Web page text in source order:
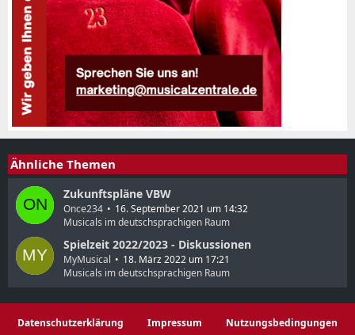
Ähnliche Themen
Zukunftspläne VBW
Once234
16. September 2021 um 14:32
Musicals im deutschsprachigen Raum
Spielzeit 2022/2023 - Diskussionen
MyMusical
18. März 2022 um 17:21
Musicals im deutschsprachigen Raum
Datenschutzerklärung Impressum Nutzungsbedingungen